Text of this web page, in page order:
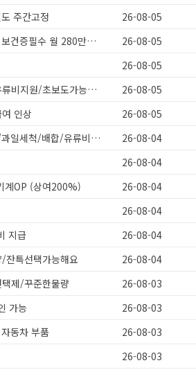
주간고정 26-08-05
[천안성환] 돈가스 식품회사 주간고정,야간고정 5일근무 보건증필수 월 280만원이상 26-08-05
26-08-05
과일주스제조/주간고정/주급가능/과일세척/배합파트/유류비지원/초보도가능해요 26-08-05
인상 26-08-05
미양면)주간고정/주급가능/유류비지원/초보도가능해요/과일세척/배합/유류비지원 26-08-04
26-08-04
계OP (상여200%) 26-08-04
26-08-04
지급 26-08-04
특선택가능해요 26-08-04
제/꾸준한물량 26-08-03
가능 26-08-03
동차 부품 26-08-03
26-08-03